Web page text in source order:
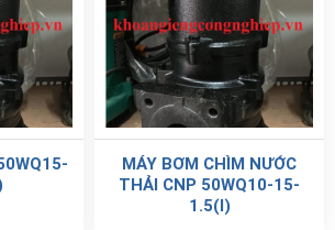
MÁY BƠM CHÌM NƯỚC
THẢI CNP 50WQ10-15-
1.5(I)